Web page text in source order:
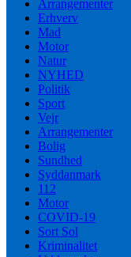
Arrangementer
Erhverv
Mad
Motor
Natur
NYHED
Politik
Sport
Vejr
Arrangementer
Bolig
Sundhed
Syddanmark
112
Motor
COVID-19
Sort Sol
Kriminalitet